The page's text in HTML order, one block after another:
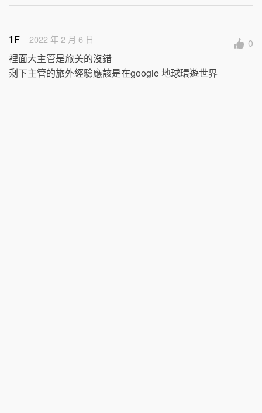
0
1F 2022 年 2 月 6 日
裡面大主管是旅美的沒錯
剩下主管的旅外經驗應該是在google 地球環遊世界